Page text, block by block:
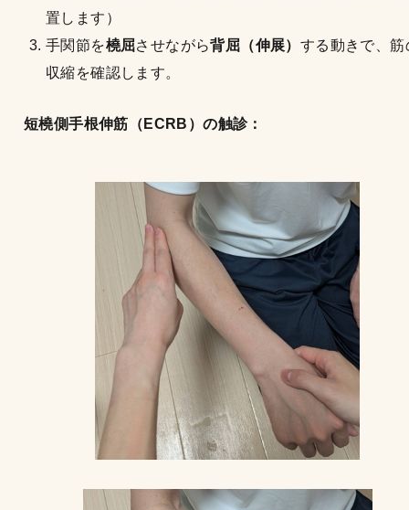
置します）
手関節を橈屈させながら背屈（伸展） する動きで、筋
収縮を確認します。
短橈側手根伸筋（ECRB）の触診：